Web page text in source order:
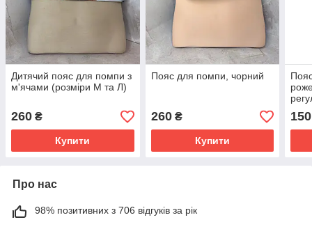
Дитячий пояс для помпи з
м'ячами (розміри М та Л)
260 ₴
Купити
Пояс для помпи, чорний
260₴
Купити
150
Про нас
98% позитивних з 706 відгуків за рік